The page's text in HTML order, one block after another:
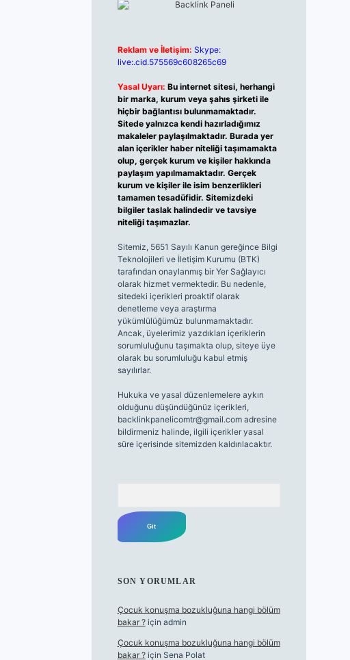
Reklam ve İletişim: Skype:
live:.cid.575569c608265c69
Yasal Uyarı: Bu internet sitesi, herhangi
bir marka, kurum veya şahıs şirketi ile
hiçbir bağlantısı bulunmamaktadır.
Sitede yalnızca kendi hazırladığımız
makaleler paylaşılmaktadır. Burada yer
alan içerikler haber niteliği taşımamakta
olup, gerçek kurum ve kişiler hakkında
paylaşım yapılmamaktadır. Gerçek
kurum ve kişiler ile isim benzerlikleri
tamamen tesadüfidir. Sitemizdeki
bilgiler taslak halindedir ve tavsiye
niteliği taşımazlar.
Sitemiz, 5651 Sayılı Kanun gereğince Bilgi
Teknolojileri ve İletişim Kurumu (BTK)
tarafından onaylanmış bir Yer Sağlayıcı
olarak hizmet vermektedir. Bu nedenle,
sitedeki içerikleri proaktif olarak
denetleme veya araştırma
yükümlülüğümüz bulunmamaktadır.
Ancak, üyelerimiz yazdıkları içeriklerin
sorumluluğunu taşımakta olup, siteye üye
olarak bu sorumluluğu kabul etmiş
sayılırlar.
Hukuka ve yasal düzenlemelere aykırı
olduğunu düşündüğünüz içerikleri,
backlinkpanelicomtr@gmail.comadresine
bildirmeniz halinde, ilgili içerikler yasal
süre içerisinde sitemizden kaldırılacaktır.
SON YORUMLAR
Çocuk konuşma bozukluğuna hangi bölüm
bakar ?için admin
Çocuk konuşma bozukluğuna hangi bölüm
bakar ?için Sena Polat